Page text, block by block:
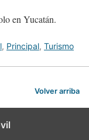
en Yucatán.
, Principal, Turismo
Volver arriba